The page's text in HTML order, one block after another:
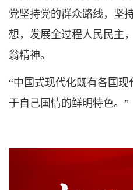
党坚持党的群众路线，坚
想，发展全过程人民民主
翁精神。
“中国式现代化既有各国
于自己国情的鲜明特色。”